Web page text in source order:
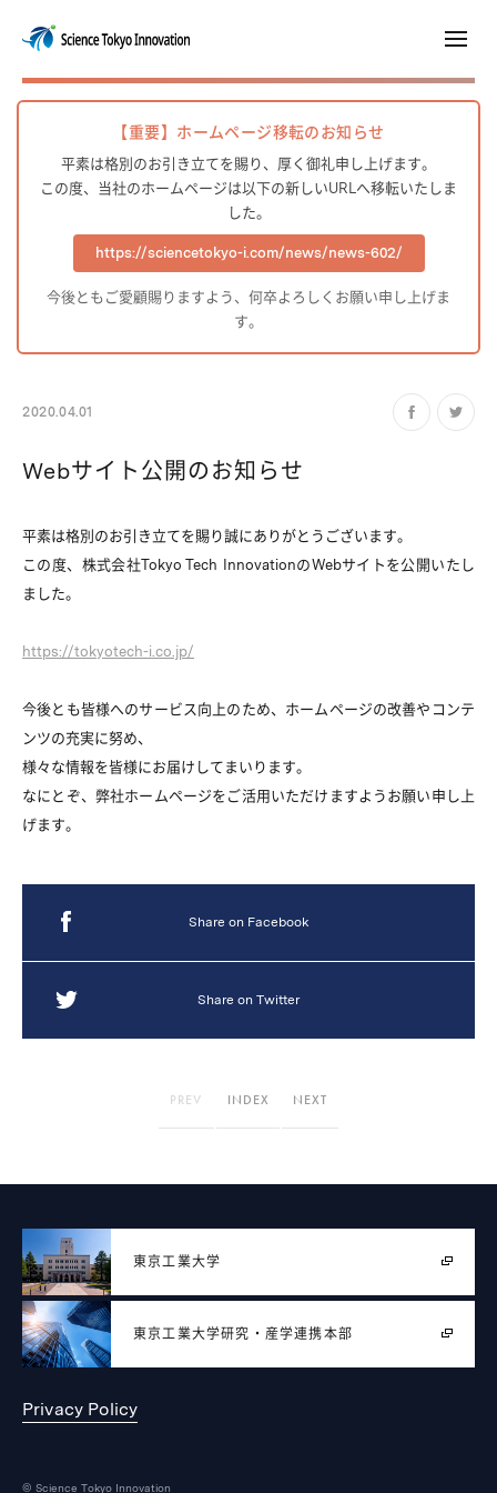
す。（フェーズ2で対応）
【重要】ホームページ移転のお知らせ
平素は格別のお引き立てを賜り、厚く御礼申し上げます。
この度、当社のホームページは以下の新しいURLへ移転いたしま
した。
https://sciencetokyo-i.com/news/news-602/
今後ともご愛顧賜りますよう、何卒よろしくお願い申し上げま
す。
2020.04.01
Webサイト公開のお知らせ
平素は格別のお引き立てを賜り誠にありがとうございます。
この度、株式会社Tokyo Tech InnovationのWebサイトを公開いたし
ました。
https://tokyotech-i.co.jp/
今後とも皆様へのサービス向上のため、ホームページの改善やコンテ
ンツの充実に努め、
様々な情報を皆様にお届けしてまいります。
なにとぞ、弊社ホームページをご活用いただけますようお願い申し上
げます。
Share on Facebook
Share on Twitter
PREV INDEX NEXT
東京工業大学
東京工業大学研究・産学連携本部
Privacy Policy
© Science Tokyo Innovation